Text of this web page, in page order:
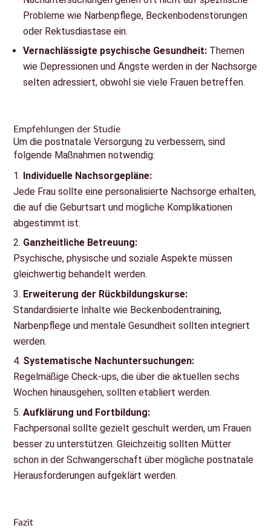
Probleme wie Narbenpflege, Beckenbodenstörungen
oder Rektusdiastase ein.
Vernachlässigte psychische Gesundheit: Themen
wie Depressionen und Ängste werden in der Nachsorge
selten adressiert, obwohl sie viele Frauen betreffen.
Empfehlungen der Studie
Um die postnatale Versorgung zu verbessern, sind
folgende Maßnahmen notwendig:
Individuelle Nachsorgepläne:
Jede Frau sollte eine personalisierte Nachsorge erhalten,
die auf die Geburtsart und mögliche Komplikationen
abgestimmt ist.
Ganzheitliche Betreuung:
Psychische, physische und soziale Aspekte müssen
gleichwertig behandelt werden.
Erweiterung der Rückbildungskurse:
Standardisierte Inhalte wie Beckenbodentraining,
Narbenpflege und mentale Gesundheit sollten integriert
werden.
Systematische Nachuntersuchungen:
Regelmäßige Check-ups, die über die aktuellen sechs
Wochen hinausgehen, sollten etabliert werden.
Aufklärung und Fortbildung:
Fachpersonal sollte gezielt geschult werden, um Frauen
besser zu unterstützen. Gleichzeitig sollten Mütter
schon in der Schwangerschaft über mögliche postnatale
Herausforderungen aufgeklärt werden.
Fazit